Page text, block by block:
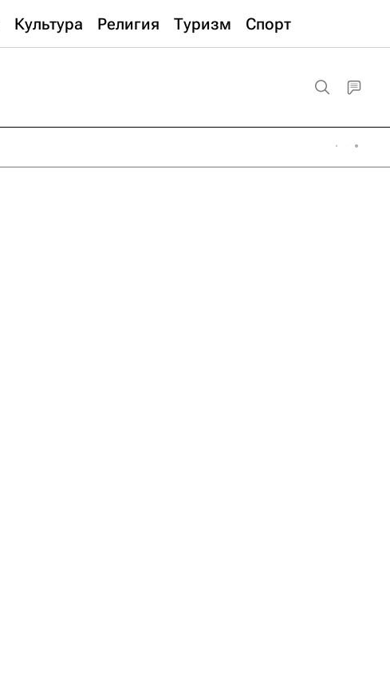
Культура Религия Туризм Спорт